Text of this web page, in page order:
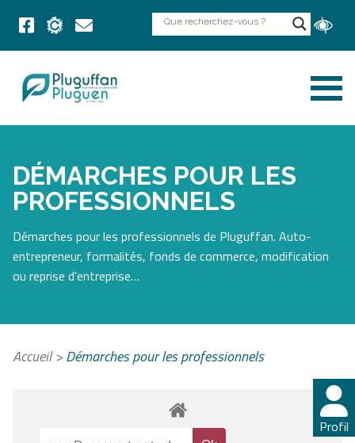
DÉMARCHES POUR LES
PROFESSIONNELS
Démarches pour les professionnels de Pluguffan. Auto-
entrepreneur, formalités, fonds de commerce, modification
ou reprise d'entreprise…
Profil
Accueil>Démarches pour les professionnels